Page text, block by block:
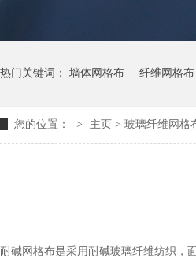
热门关键词： 墙体网格布 纤维网格布
您的位置： > 主页 > 玻璃纤维网格
耐碱网格布是采用耐碱玻璃纤维纺织，